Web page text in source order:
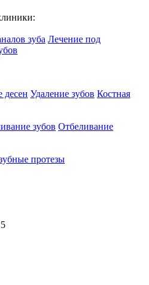
зуба Лечение под
десен Удаление зубов Костная
зубов Отбеливание
протезы